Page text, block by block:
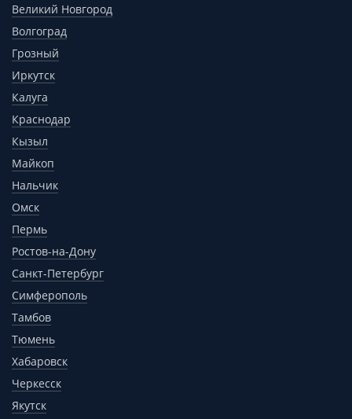
Великий Новгород
Волгоград
Грозный
Иркутск
Калуга
Краснодар
Кызыл
Майкоп
Нальчик
Омск
Пермь
Ростов-на-Дону
Санкт-Петербург
Симферополь
Тамбов
Тюмень
Хабаровск
Черкесск
Якутск